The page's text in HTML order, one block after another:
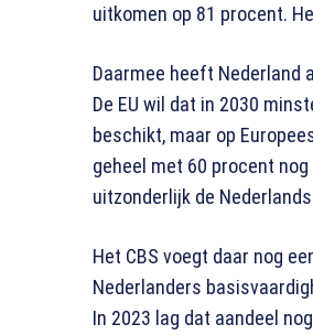
uitkomen op 81 procent.
Daarmee heeft Nederland
De EU wil dat in 2030
beschikt, maar op
geheel met 60 procent
uitzonderlijk de
Het CBS voegt daar nog
Nederlanders
In 2023 lag dat aandeel